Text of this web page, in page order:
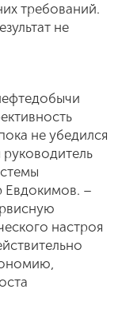
требований.
не
не убедился
Евдокимов. –
настроя